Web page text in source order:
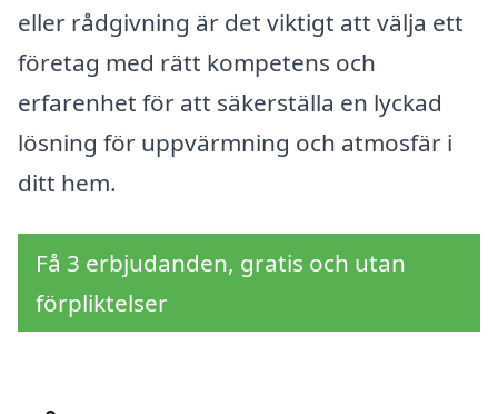
eller rådgivning är det viktigt att välja ett
företag med rätt kompetens och
erfarenhet för att säkerställa en lyckad
lösning för uppvärmning och atmosfär i
ditt hem.
Få 3 erbjudanden, gratis och utan
förpliktelser